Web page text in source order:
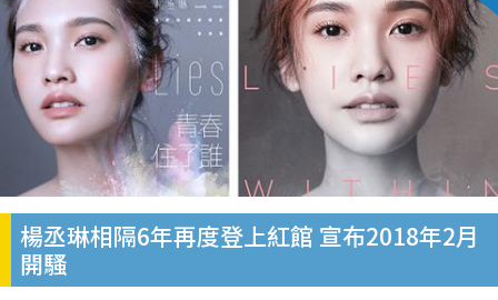
楊丞琳相隔6年再度登上紅館 宣布2018年2月
開騷